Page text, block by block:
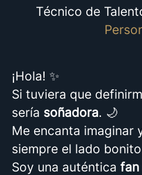
Técnico de
¡Hola! ✨
Si tuviera que
sería soñadora. 🌙
Me encanta imaginar
siempre el lado
Soy una auténtica fan